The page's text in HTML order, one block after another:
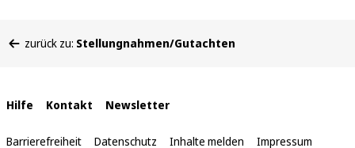
befinden
zurück zu: Stellungnahmen/Gutachten
Interne
Links
Hilfe Kontakt Newsletter
Barrierefreiheit Datenschutz Inhalte melden Impressum